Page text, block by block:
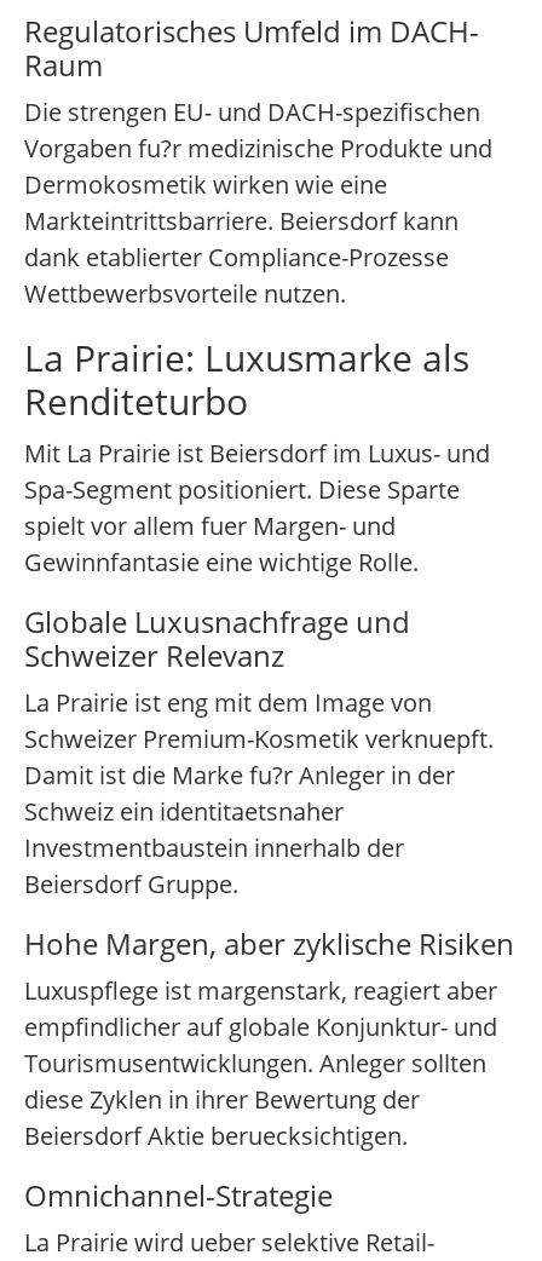
Regulatorisches Umfeld im DACH-
Raum
Die strengen EU- und DACH-spezifischen
Vorgaben fu?r medizinische Produkte und
Dermokosmetik wirken wie eine
Markteintrittsbarriere. Beiersdorf kann
dank etablierter Compliance-Prozesse
Wettbewerbsvorteile nutzen.
La Prairie: Luxusmarke als
Renditeturbo
Mit La Prairie ist Beiersdorf im Luxus- und
Spa-Segment positioniert. Diese Sparte
spielt vor allem fuer Margen- und
Gewinnfantasie eine wichtige Rolle.
Globale Luxusnachfrage und
Schweizer Relevanz
La Prairie ist eng mit dem Image von
Schweizer Premium-Kosmetik verknuepft.
Damit ist die Marke fu?r Anleger in der
Schweiz ein identitaetsnaher
Investmentbaustein innerhalb der
Beiersdorf Gruppe.
Hohe Margen, aber zyklische Risiken
Luxuspflege ist margenstark, reagiert aber
empfindlicher auf globale Konjunktur- und
Tourismusentwicklungen. Anleger sollten
diese Zyklen in ihrer Bewertung der
Beiersdorf Aktie beruecksichtigen.
Omnichannel-Strategie
La Prairie wird ueber selektive Retail-